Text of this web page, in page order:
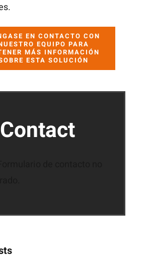
EN CONTACTO CON
EQUIPO PARA
MÁS INFORMACIÓN
ESTA SOLUCIÓN
Contact